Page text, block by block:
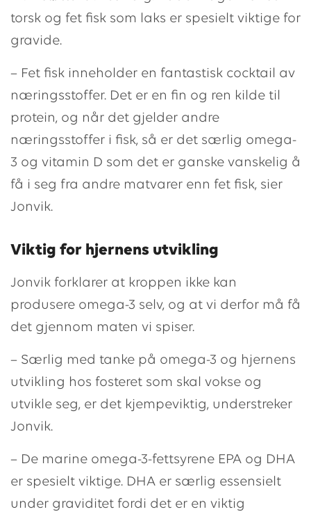
torsk og fet fisk som laks er spesielt viktige for
gravide.
– Fet fisk inneholder en fantastisk cocktail av
næringsstoffer. Det er en fin og ren kilde til
protein, og når det gjelder andre
næringsstoffer i fisk, så er det særlig omega-
3 og vitamin D som det er ganske vanskelig å
få i seg fra andre matvarer enn fet fisk, sier
Jonvik.
Viktig for hjernens utvikling
Jonvik forklarer at kroppen ikke kan
produsere omega-3 selv, og at vi derfor må få
det gjennom maten vi spiser.
– Særlig med tanke på omega-3 og hjernens
utvikling hos fosteret som skal vokse og
utvikle seg, er det kjempeviktig, understreker
Jonvik.
– De marine omega-3-fettsyrene EPA og DHA
er spesielt viktige. DHA er særlig essensielt
under graviditet fordi det er en viktig